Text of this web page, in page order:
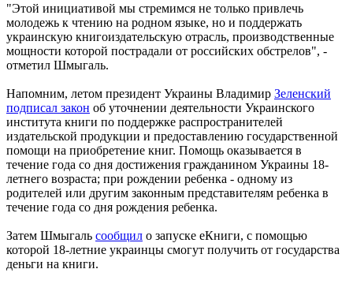
"Этой инициативой мы стремимся не только привлечь
молодежь к чтению на родном языке, но и поддержать
украинскую книгоиздательскую отрасль, производственные
мощности которой пострадали от российских обстрелов", -
отметил Шмыгаль.
Напомним, летом президент Украины Владимир Зеленский
подписал закон об уточнении деятельности Украинского
института книги по поддержке распространителей
издательской продукции и предоставлению государственной
помощи на приобретение книг. Помощь оказывается в
течение года со дня достижения гражданином Украины 18-
летнего возраста; при рождении ребенка - одному из
родителей или другим законным представителям ребенка в
течение года со дня рождения ребенка.
Затем Шмыгаль сообщил о запуске еКниги, с помощью
которой 18-летние украинцы смогут получить от государства
деньги на книги.